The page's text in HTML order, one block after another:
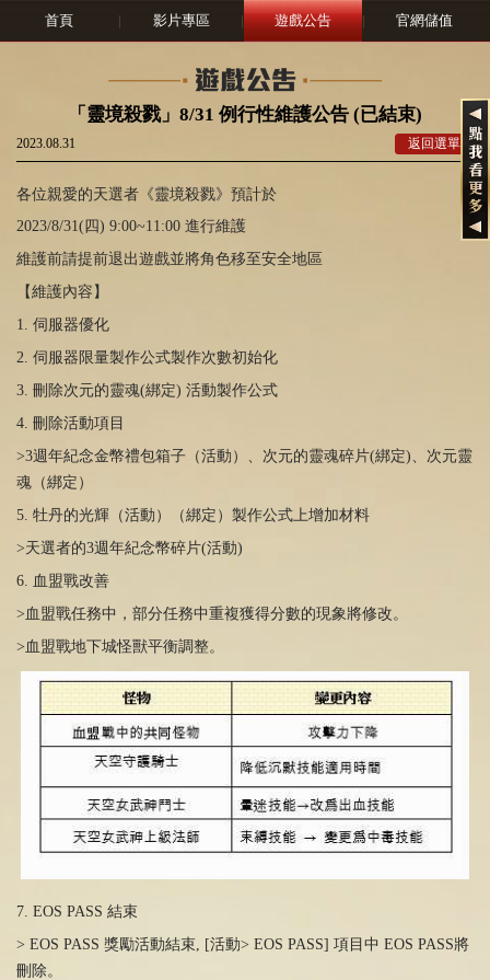
首頁 | 影片專區 | 遊戲公告 | 官網儲值
「靈境殺戮」8/31 例行性維護公告 (已結束)
2023.08.31 返回選單
各位親愛的天選者《靈境殺戮》預計於
2023/8/31(四) 9:00~11:00 進行維護
維護前請提前退出遊戲並將角色移至安全地區
【維護內容】
1. 伺服器優化
2. 伺服器限量製作公式製作次數初始化
3. 刪除次元的靈魂(綁定) 活動製作公式
4. 刪除活動項目
>3週年紀念金幣禮包箱子（活動）、次元的靈魂碎片(綁定)、次元靈
魂（綁定）
5. 牡丹的光輝（活動）（綁定）製作公式上增加材料
>天選者的3週年紀念幣碎片(活動)
6. 血盟戰改善
>血盟戰任務中，部分任務中重複獲得分數的現象將修改。
>血盟戰地下城怪獸平衡調整。
7. EOS PASS 結束
> EOS PASS 獎勵活動結束, [活動> EOS PASS] 項目中 EOS PASS將
刪除。